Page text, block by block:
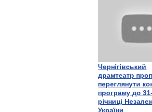
Чернігівський
драмтеатр
переглянути
програму до
річниці
України